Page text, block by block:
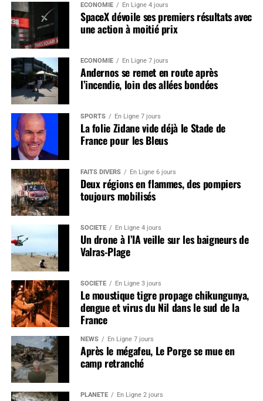
ÉCONOMIE En Ligne 4 jours
SpaceX dévoile ses premiers résultats avec
une action à moitié prix
ÉCONOMIE En Ligne 7 jours
Andernos se remet en route après
l’incendie, loin des allées bondées
SPORTS En Ligne 7 jours
La folie Zidane vide déjà le Stade de
France pour les Bleus
FAITS DIVERS En Ligne 6 jours
Deux régions en flammes, des pompiers
toujours mobilisés
SOCIÉTÉ En Ligne 4 jours
Un drone à l’IA veille sur les baigneurs de
Valras-Plage
SOCIÉTÉ En Ligne 3 jours
Le moustique tigre propage chikungunya,
dengue et virus du Nil dans le sud de la
France
NEWS En Ligne 7 jours
Après le mégafeu, Le Porge se mue en
camp retranché
PLANÈTE En Ligne 2 jours